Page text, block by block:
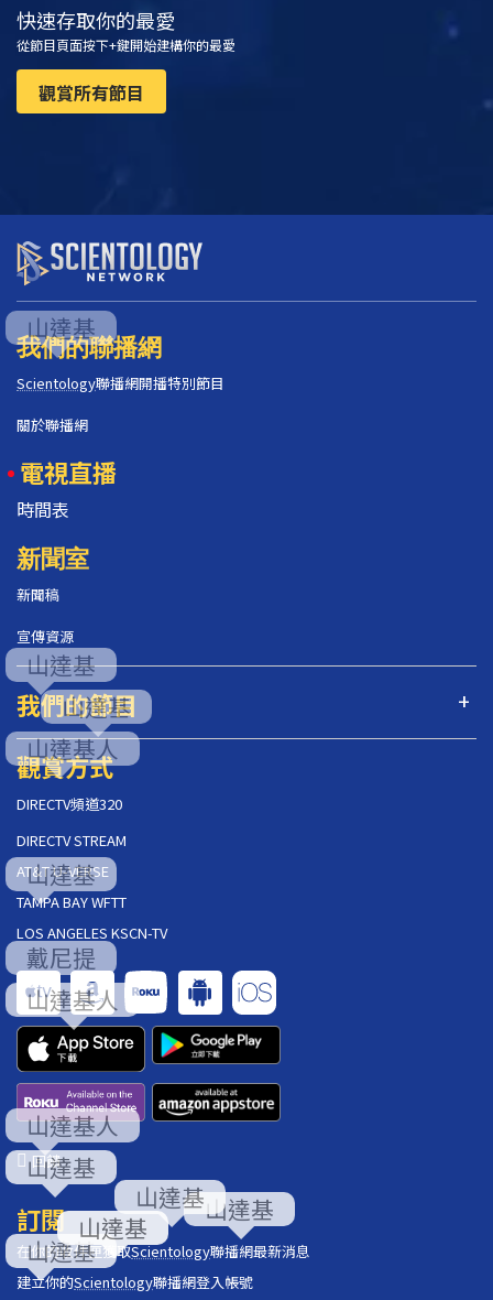
快速存取你的最愛
從節目頁面按下+鍵開始建構你的最愛
觀賞所有節目
我們的聯播網
Scientology聯播網開播特別節目
關於聯播網
電視直播
時間表
新聞室
新聞稿
宣傳資源
我們的節目
觀賞方式
DIRECTV頻道320
DIRECTV STREAM
AT&T U-VERSE
TAMPA BAY WFTT
LOS ANGELES KSCN-TV
回饋
訂閱
在你的收件匣獲取Scientology聯播網最新消息
建立你的Scientology聯播網登入帳號